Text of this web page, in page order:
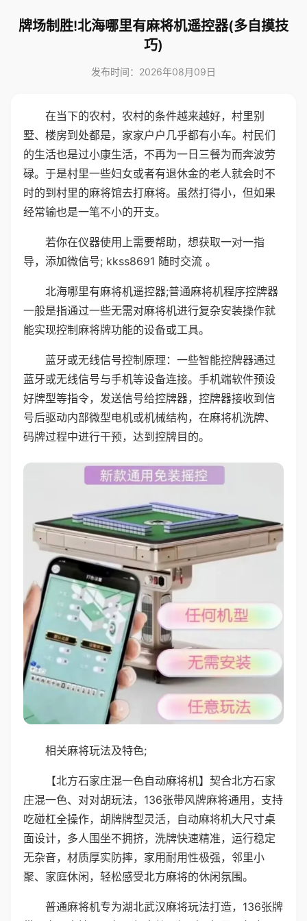
牌场制胜!北海哪里有麻将机遥控器(多自摸技
巧)
发布时间：2026年08月09日
在当下的农村，农村的条件越来越好，村里别
墅、楼房到处都是，家家户户几乎都有小车。村民们
的生活也是过小康生活，不再为一日三餐为而奔波劳
碌。于是村里一些妇女或者有退休金的老人就会时不
时的到村里的麻将馆去打麻将。虽然打得小，但如果
经常输也是一笔不小的开支。
若你在仪器使用上需要帮助，想获取一对一指
导，添加微信号; kkss8691 随时交流 。
北海哪里有麻将机遥控器;普通麻将机程序控牌器
一般是指通过一些无需对麻将机进行复杂安装操作就
能实现控制麻将牌功能的设备或工具。
蓝牙或无线信号控制原理：一些智能控牌器通过
蓝牙或无线信号与手机等设备连接。手机端软件预设
好牌型等指令，发送信号给控牌器，控牌器接收到信
号后驱动内部微型电机或机械结构，在麻将机洗牌、
码牌过程中进行干预，达到控牌目的。
相关麻将玩法及特色;
【北方石家庄混一色自动麻将机】契合北方石家
庄混一色、对对胡玩法，136张带风牌麻将通用，支持
吃碰杠全操作，胡牌牌型灵活，自动麻将机大尺寸桌
面设计，多人围坐不拥挤，洗牌快速精准，运行稳定
无杂音，材质厚实防摔，家用耐用性极强，邻里小
聚、家庭休闲，轻松感受北方麻将的休闲氛围。
普通麻将机专为湖北武汉麻将玩法打造，136张牌